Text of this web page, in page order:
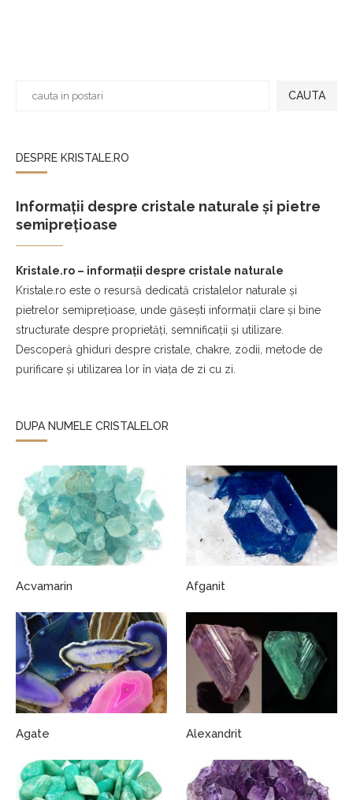
CAUTA
DESPRE KRISTALE.RO
Informații despre cristale naturale și pietre
semiprețioase
Kristale.ro – informații despre cristale naturale
Kristale.ro este o resursă dedicată cristalelor naturale și
pietrelor semiprețioase, unde găsești informații clare și bine
structurate despre proprietăți, semnificații și utilizare.
Descoperă ghiduri despre cristale, chakre, zodii, metode de
purificare și utilizarea lor în viața de zi cu zi.
DUPA NUMELE CRISTALELOR
Acvamarin Afganit
Agate Alexandrit